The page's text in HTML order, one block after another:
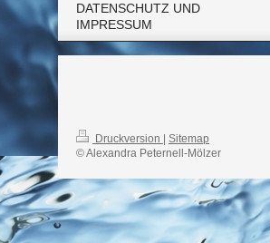
DATENSCHUTZ UND
IMPRESSUM
Druckversion | Sitemap
© Alexandra Peternell-Mölzer